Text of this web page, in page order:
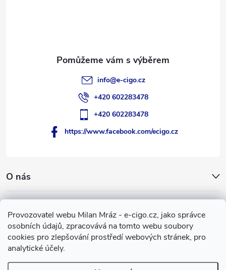
Provozovatel webu Milan Mráz - e-cigo.cz, jako správce
osobních údajů, zpracovává na tomto webu soubory
cookies pro zlepšování prostředí webových stránek, pro
analytické účely.
O nás
Facebook
info@e-cigo.cz
+420 602283478
+420 602283478
https://www.facebook.com/ecigo.cz